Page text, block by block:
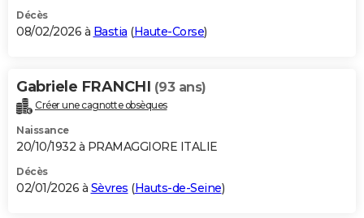
Décès
08/02/2026 à Bastia (Haute-Corse)
Gabriele FRANCHI (93 ans)
Créer une cagnotte obsèques
Naissance
20/10/1932 à PRAMAGGIORE ITALIE
Décès
02/01/2026 à Sèvres (Hauts-de-Seine)